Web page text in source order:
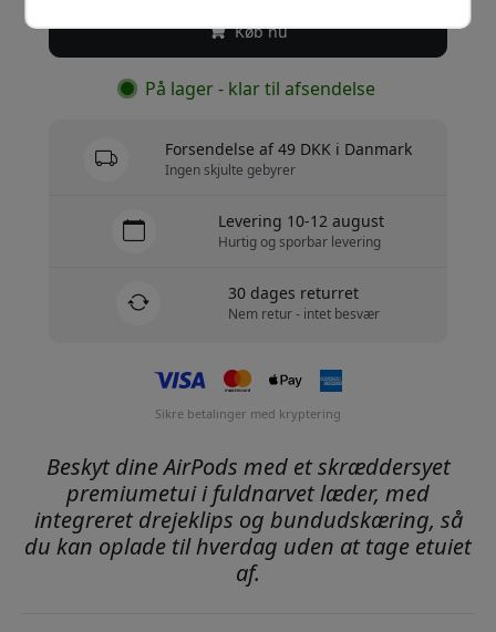
Køb nu
På lager - klar til afsendelse
Forsendelse af 49 DKK i Danmark
Ingen skjulte gebyrer
Levering 10-12 august
Hurtig og sporbar levering
30 dages returret
Nem retur - intet besvær
Sikre betalinger med kryptering
Beskyt dine AirPods med et skræddersyet
premiumetui i fuldnarvet læder, med
integreret drejeklips og bundudskæring, så
du kan oplade til hverdag uden at tage etuiet
af.